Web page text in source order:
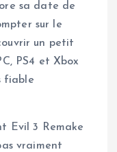
sa date de
sur le
un petit
PS4 et Xbox
fiable
Evil 3 Remake
vraiment